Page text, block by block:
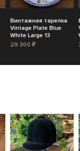
Винтажная тарелка
Vintage Plate Blue
White Large 13
29 300 ₽